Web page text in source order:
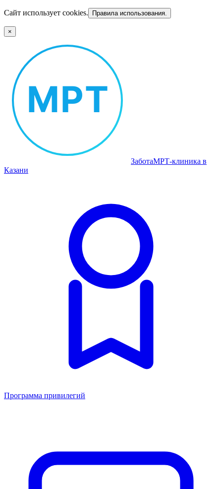
Сайт использует cookies. Правила использования.
×
ЗаботаМРТ‑клиника в
Казани
Программа привилегий